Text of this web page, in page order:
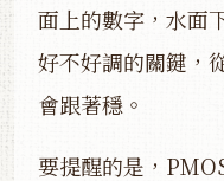
面上的數字，水面
好不好調的關鍵，
會跟著穩。
要提醒的是，